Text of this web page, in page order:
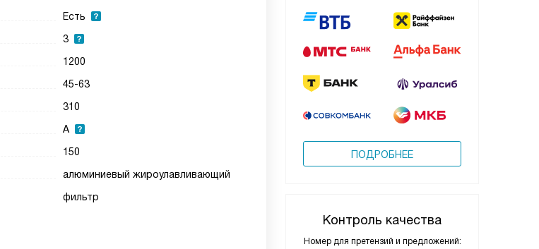
ПОДРОБНЕЕ
Контроль качества
Номер для претензий и предложений:
Есть
3
1200
45-63
310
A
150
алюминиевый жироулавливающий
фильтр